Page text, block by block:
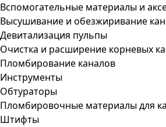
Вспомогательные материалы и
Высушивание и обезжиривание
Девитализация пульпы
Очистка и расширение корневых
Пломбирование каналов
Инструменты
Обтураторы
Пломбировочные материалы для
Штифты